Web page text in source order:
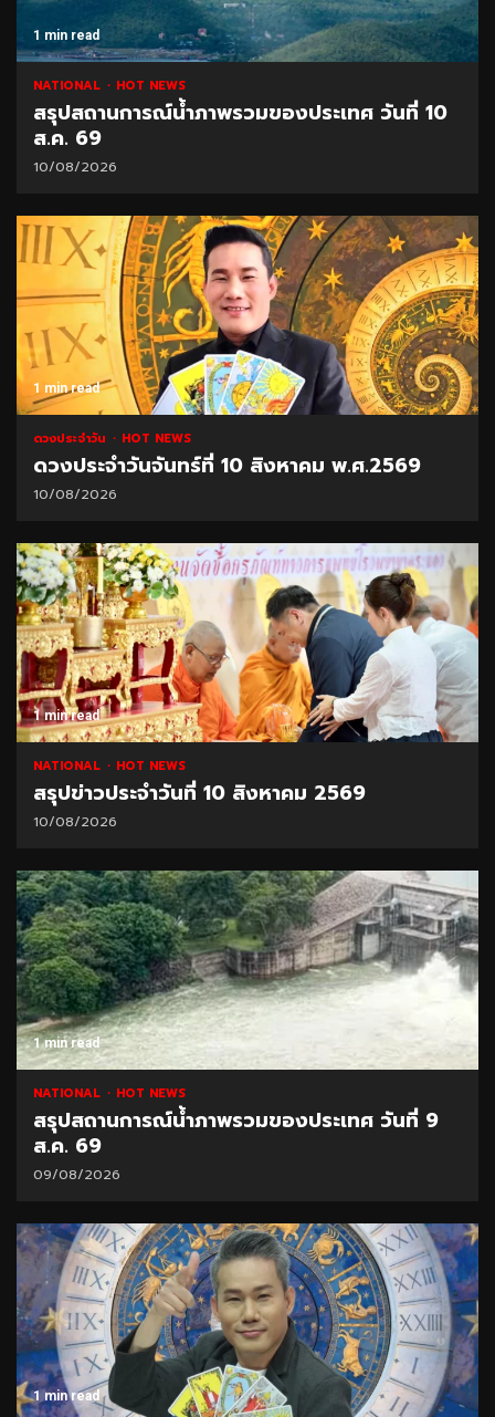
1 min read
NATIONAL HOT NEWS
สรุปสถานการณ์น้ำภาพรวมของประเทศ วันที่ 10
ส.ค. 69
10/08/2026
1 min read
ดวงประจำวัน HOT NEWS
ดวงประจำวันจันทร์ที่ 10 สิงหาคม พ.ศ.2569
10/08/2026
1 min read
NATIONAL HOT NEWS
สรุปข่าวประจำวันที่ 10 สิงหาคม 2569
10/08/2026
1 min read
NATIONAL HOT NEWS
สรุปสถานการณ์น้ำภาพรวมของประเทศ วันที่ 9
ส.ค. 69
09/08/2026
1 min read